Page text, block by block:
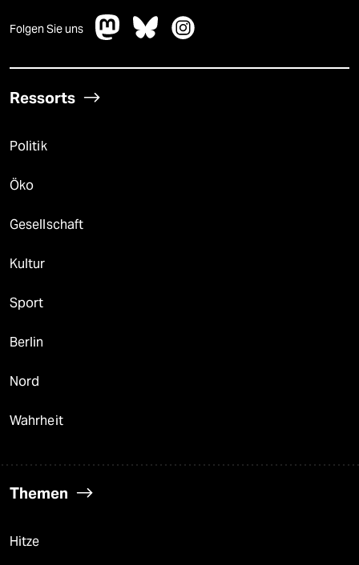
Folgen Sie uns
Ressorts
Politik
Öko
Gesellschaft
Kultur
Sport
Berlin
Nord
Wahrheit
Themen
Hitze